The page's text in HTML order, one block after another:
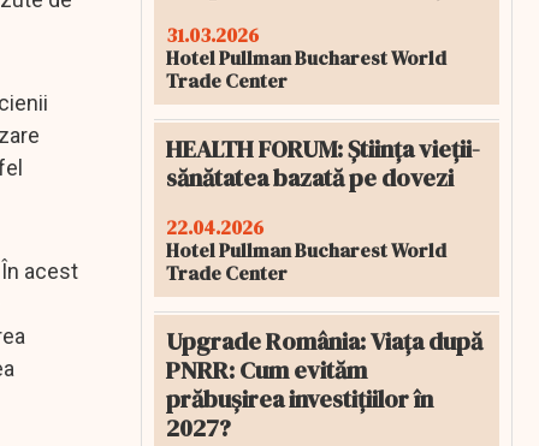
acest
31.03.2026
Hotel Pullman Bucharest World
Trade Center
HEALTH FORUM: Știința vieții-
sănătatea bazată pe dovezi
22.04.2026
Hotel Pullman Bucharest World
Trade Center
Upgrade România: Viața după
PNRR: Cum evităm
prăbușirea investițiilor în
2027?